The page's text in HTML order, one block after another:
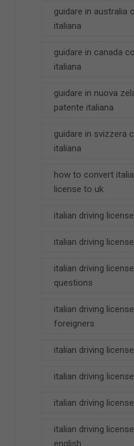
guidare in australia
italiana
guidare in canada
italiana
guidare in nuova
patente italiana
guidare in svizzera
italiana
how to convert
license to uk
italian driving license
italian driving
italian driving
questions
italian driving
foreigners
italian driving
italian driving
italian driving
italian driving
english